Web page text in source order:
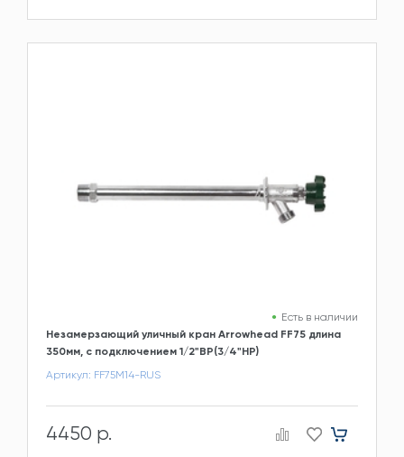
Есть в наличии
Незамерзающий уличный кран Arrowhead FF75 длина
350мм, c подключением 1/2"ВР(3/4"НР)
Артикул: FF75M14-RUS
4450 р.